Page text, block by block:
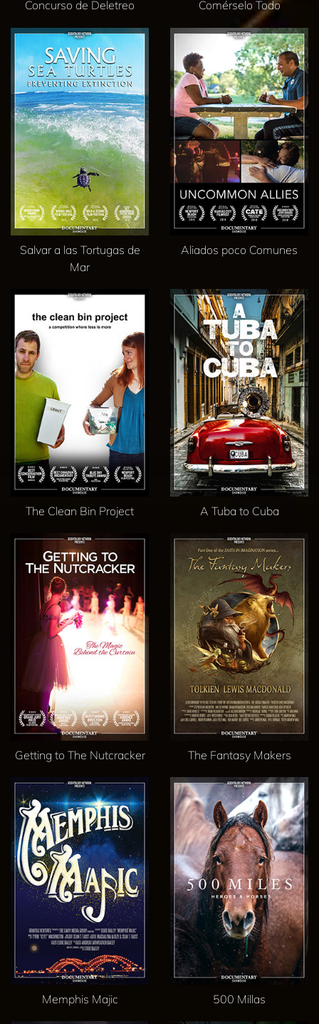
Concurso de Deletreo Comérselo Todo
Salvar a las Tortugas de
Mar
Aliados poco Comunes
The Clean Bin Project A Tuba to Cuba
Getting to The Nutcracker The Fantasy Makers
Memphis Majic 500 Millas